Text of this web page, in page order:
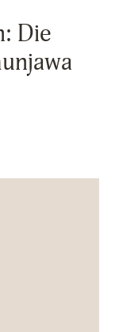
Die